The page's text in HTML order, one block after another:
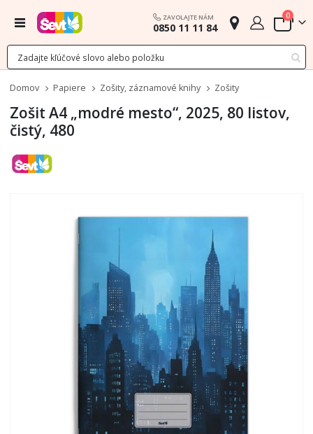
Menu ZAVOLAJTE NÁM
0850 11 11 84 Cart
0
Domov Papiere Zošity, záznamové knihy Zošity
Zošit A4 „modré mesto“, 2025, 80 listov,
čistý, 480